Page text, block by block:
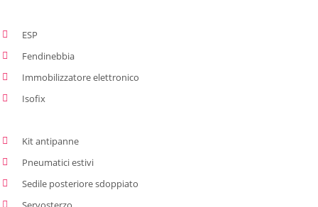
ESP
Fendinebbia
Immobilizzatore elettronico
Isofix
Kit antipanne
Pneumatici estivi
Sedile posteriore sdoppiato